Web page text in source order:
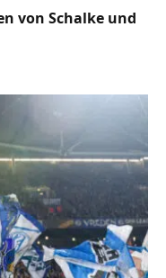
von Schalke und